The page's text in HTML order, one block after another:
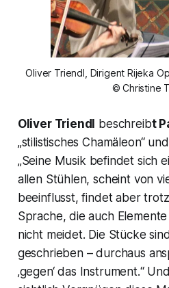
Oliver Triendl, Dirigent Rijeka
© Christine
Oliver Triendl beschreibt
„stilistisches Chamäleon“und
„Seine Musik befindet sich
allen Stühlen, scheint von
beeinflusst, findet aber
Sprache, die auch
nicht meidet. Die Stücke
geschrieben – durchaus
‚gegen‘ das Instrument.“ Und